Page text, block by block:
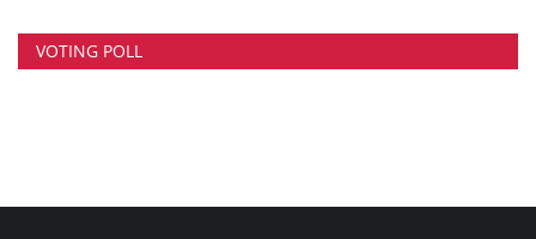
VOTING POLL